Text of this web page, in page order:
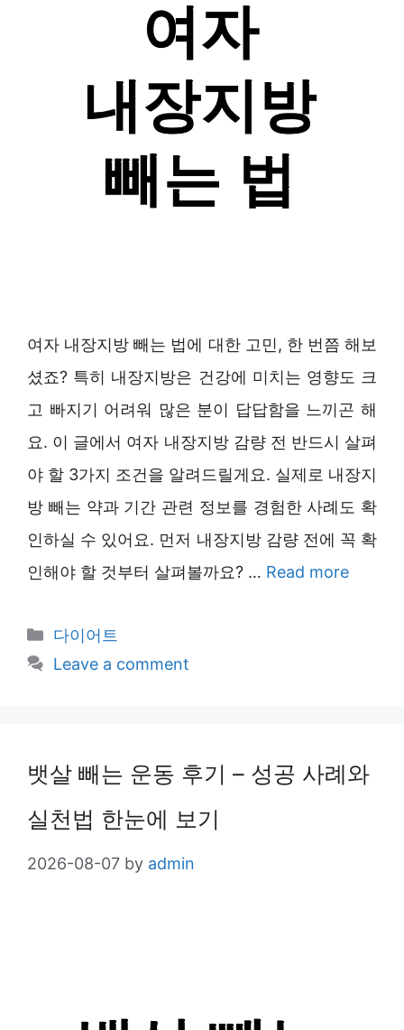
여자 내장지방 빼는 법에 대한 고민, 한 번쯤 해보
셨죠? 특히 내장지방은 건강에 미치는 영향도 크
고 빠지기 어려워 많은 분이 답답함을 느끼곤 해
요. 이 글에서 여자 내장지방 감량 전 반드시 살펴
야 할 3가지 조건을 알려드릴게요. 실제로 내장지
방 빼는 약과 기간 관련 정보를 경험한 사례도 확
인하실 수 있어요. 먼저 내장지방 감량 전에 꼭 확
인해야 할 것부터 살펴볼까요? … Read more
Categories
다이어트
Leave a comment
뱃살 빼는 운동 후기 – 성공 사례와
실천법 한눈에 보기
2026-08-07 by admin